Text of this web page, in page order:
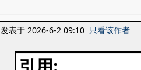
发表于 2026-6-2 09:10 只看该作者